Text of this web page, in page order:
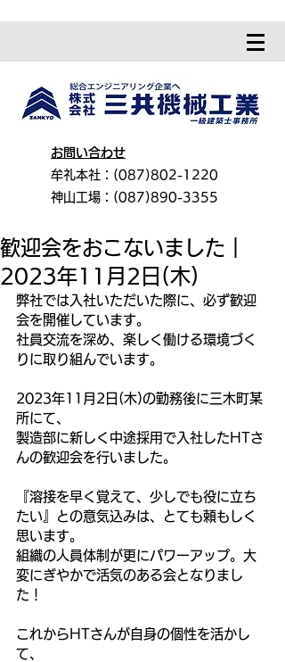
お問い合わせ
牟礼本社：(087)802-1220
神山工場：(087)890-3355
歓迎会をおこないました｜
2023年11月2日(木)
弊社では入社いただいた際に、必ず歓迎
会を開催しています。
社員交流を深め、楽しく働ける環境づく
りに取り組んでいます。
2023年11月2日(木)の勤務後に三木町某
所にて、
製造部に新しく中途採用で入社したHTさ
んの歓迎会を行いました。
『溶接を早く覚えて、少しでも役に立ち
たい』との意気込みは、とても頼もしく
思います。
組織の人員体制が更にパワーアップ。大
変にぎやかで活気のある会となりまし
た！
これからHTさんが自身の個性を活かし
て、